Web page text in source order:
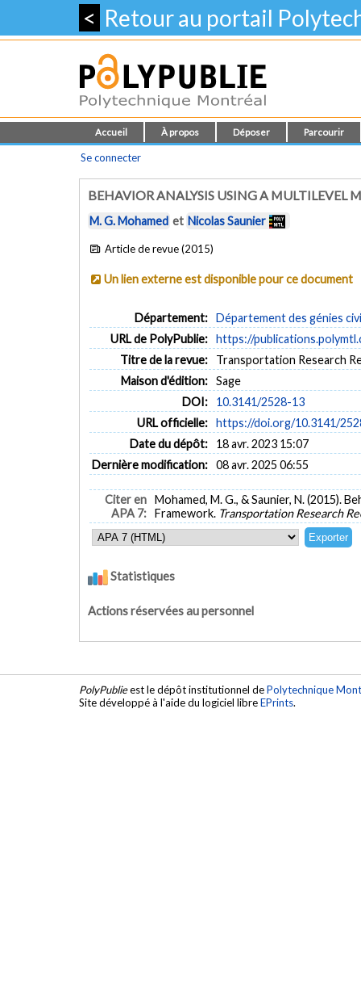
< Retour au portail
Accueil À propos Déposer Parcourir
Se connecter
BEHAVIOR ANALYSIS USING A
M. G. Mohamed et Nicolas Saunier
Article de revue (2015)
Un lien externe est disponible pour ce document
Département: Département des génies
URL de PolyPublie: https://
Titre de la revue:
Transportation Research
Maison d'édition: Sage
DOI:
10.3141/2528-13
URL officielle: https://doi.org/10.3141/
Date du dépôt:
18 avr. 2023 15:07
Dernière modification: 08 avr. 2025 06:55
Citer en
APA 7:
Mohamed, M. G., & Saunier, N. (2015).
Framework. Transportation Research
Statistiques
Actions réservées au personnel
PolyPublieest le dépôt institutionnel dePolytechnique
Site développé à l'aide du logiciel libreEPrints.